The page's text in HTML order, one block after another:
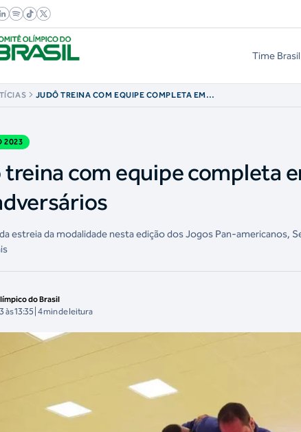
Time Brasil
JUDÔ TREINA COM EQUIPE COMPLETA EM
2023
com equipe completa
estreia da modalidade nesta edição dos Jogos Pan-americanos,
do Brasil
às 13:35 | 4 min de leitura